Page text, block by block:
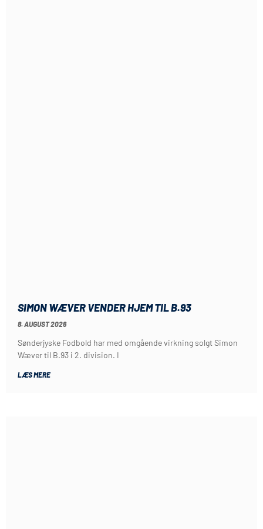
SIMON WÆVER VENDER HJEM TIL B.93
8. AUGUST 2026
Sønderjyske Fodbold har med omgående virkning solgt Simon
Wæver til B.93 i 2. division. I
LÆS MERE